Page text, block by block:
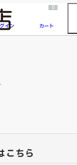
ード付き同梱版』発売延期のご案内
イン
0
カート
こちら